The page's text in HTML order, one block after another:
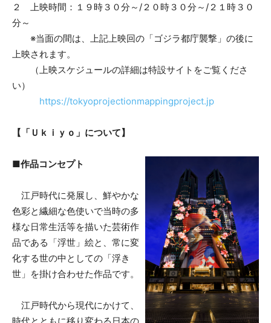
２ 上映時間：１９時３０分～/２０時３０分～/２１時３０
分～
※当面の間は、上記上映回の「ゴジラ都庁襲撃」の後に
上映されます。
（上映スケジュールの詳細は特設サイトをご覧くださ
い）
https://tokyoprojectionmappingproject.jp
【「Ｕｋｉｙｏ」について】
■作品コンセプト
江戸時代に発展し、鮮やかな
色彩と繊細な色使いで当時の多
様な日常生活等を描いた芸術作
品である「浮世」絵と、常に変
化する世の中としての「浮き
世」を掛け合わせた作品です。
江戸時代から現代にかけて、
時代とともに移り変わる日本の